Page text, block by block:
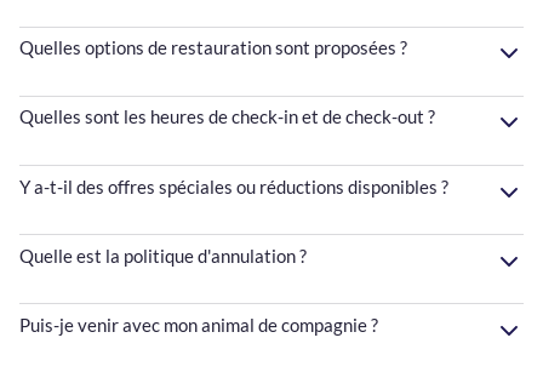
Quelles options de restauration sont proposées ?
Quelles sont les heures de check-in et de check-out ?
Y a-t-il des offres spéciales ou réductions disponibles ?
Quelle est la politique d'annulation ?
Puis-je venir avec mon animal de compagnie ?